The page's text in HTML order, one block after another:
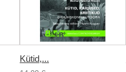
Kütid,...